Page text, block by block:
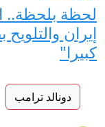
لحظة بلحظة..
إيران
كبيرا"
دونالد ترامب